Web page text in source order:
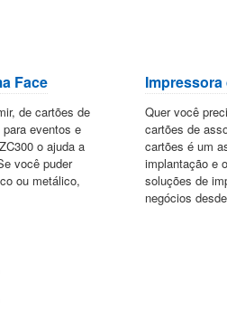
Face
de cartões de
eventos e
o ajuda a
você puder
ou metálico,
Impressora
Quer você
cartões de
cartões é um
implantação e
soluções de
negócios